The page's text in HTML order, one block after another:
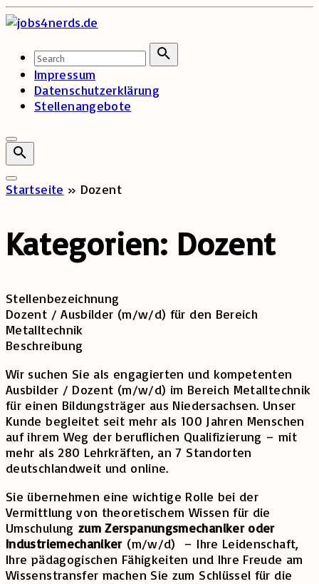
Skip
to
Search
Search
for:
Impressum
Datenschutzerklärung
Stellenangebote
Startseite » Dozent
Kategorien: Dozent
Stellenbezeichnung
Dozent / Ausbilder (m/w/d) für den Bereich
Metalltechnik
Beschreibung
Wir suchen Sie als engagierten und kompetenten
Ausbilder / Dozent (m/w/d) im Bereich Metalltechnik
für einen Bildungsträger aus Niedersachsen. Unser
Kunde begleitet seit mehr als 100 Jahren Menschen
auf ihrem Weg der beruflichen Qualifizierung – mit
mehr als 280 Lehrkräften, an 7 Standorten
deutschlandweit und online.
Sie übernehmen eine wichtige Rolle bei der
Vermittlung von theoretischem Wissen für die
Umschulung zum Zerspanungsmechaniker oder
Industriemechaniker(m/w/d) – Ihre Leidenschaft,
Ihre pädagogischen Fähigkeiten und Ihre Freude am
Wissenstransfer machen Sie zum Schlüssel für die